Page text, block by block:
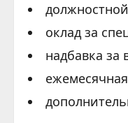
оклад за
надбавка за